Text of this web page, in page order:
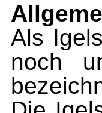
Als
noch